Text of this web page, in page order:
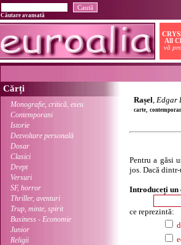
Căutare avansată
Cărți
Monografie, critică, eseu
Contemporani
Istorie
Dezvoltare personală
Dosar
Clasici
Drept
Versuri
SF, horror
Thriller, aventuri
Trup, minte, spirit
Business - Economie
Junior
Religii
Rașel, Edgar
carte,
Pentru a găsi
jos. Dacă
Introduceți un
ce reprezintă: